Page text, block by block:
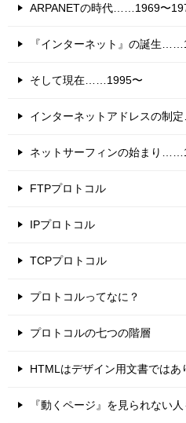
ARPANETの時代……1969〜
『インターネット』の誕生
そして現在……1995〜
インターネットアドレスの制
ネットサーフィンの始まり
FTPプロトコル
IPプロトコル
TCPプロトコル
プロトコルってなに？
プロトコルの七つの階層
HTMLはデザイン用文書ではあ
『動くページ』を見られない人